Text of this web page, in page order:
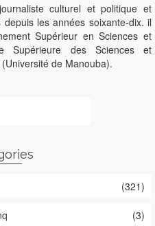
culturel et politique et
depuis les années soixante-dix. il
Supérieur en Sciences et
Supérieure des Sciences et
de Manouba).
(321)
(3)